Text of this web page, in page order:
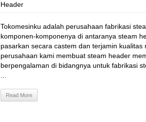
Header
Tokomesinku adalah perusahaan fabrikasi
komponen-komponenya di antaranya steam
pasarkan secara castem dan terjamin kualitas
perusahaan kami membuat steam header
berpengalaman di bidangnya untuk fabrikasi
Read More